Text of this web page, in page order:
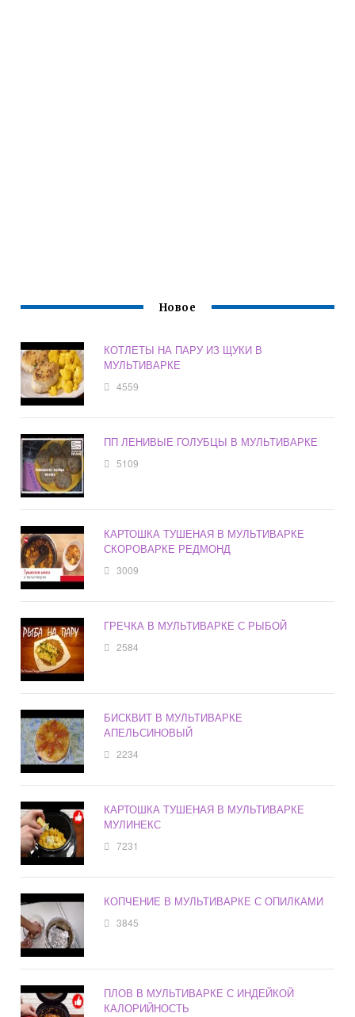
Новое
КОТЛЕТЫ НА ПАРУ ИЗ ЩУКИ В
МУЛЬТИВАРКЕ
4559
ПП ЛЕНИВЫЕ ГОЛУБЦЫ В МУЛЬТИВАРКЕ
5109
КАРТОШКА ТУШЕНАЯ В МУЛЬТИВАРКЕ
СКОРОВАРКЕ РЕДМОНД
3009
ГРЕЧКА В МУЛЬТИВАРКЕ С РЫБОЙ
2584
БИСКВИТ В МУЛЬТИВАРКЕ
АПЕЛЬСИНОВЫЙ
2234
КАРТОШКА ТУШЕНАЯ В МУЛЬТИВАРКЕ
МУЛИНЕКС
7231
КОПЧЕНИЕ В МУЛЬТИВАРКЕ С ОПИЛКАМИ
3845
ПЛОВ В МУЛЬТИВАРКЕ С ИНДЕЙКОЙ
КАЛОРИЙНОСТЬ